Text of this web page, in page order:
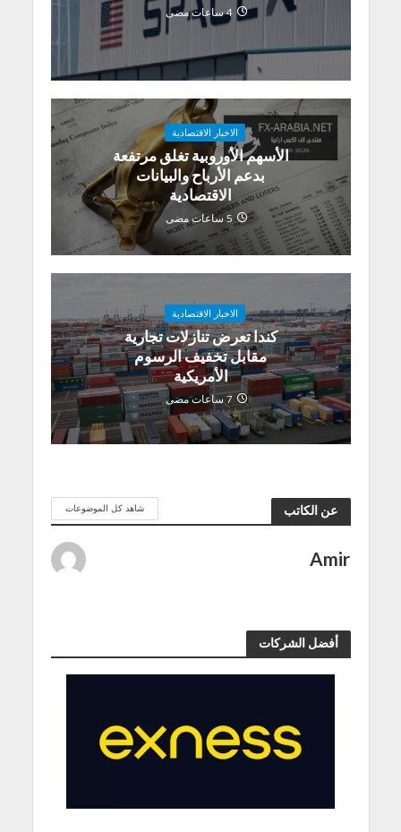
4 ساعات مضى
الاخبار الاقتصادية
الأسهم الأوروبية تغلق مرتفعة
بدعم الأرباح والبيانات
الاقتصادية
5 ساعات مضى
الاخبار الاقتصادية
كندا تعرض تنازلات تجارية
مقابل تخفيف الرسوم
الأمريكية
7 ساعات مضى
عن الكاتب شاهد كل الموضوعات
Amir
أفضل الشركات